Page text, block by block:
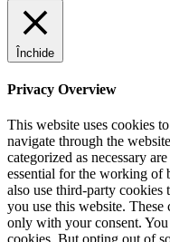
Închide
Privacy Overview
This website uses cookies
navigate through the
categorized as necessary
essential for the working of
also use third-party cookies
you use this website.
only with your consent.